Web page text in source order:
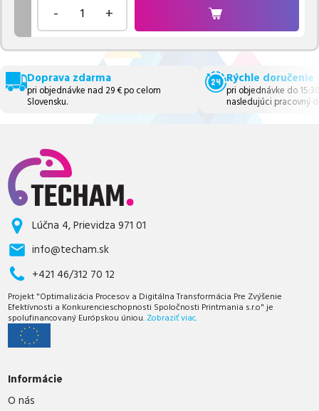
- +
Doprava zdarma
pri objednávke nad 29 € po celom
Slovensku.
Rýchle doručenie
pri objednávke do
nasledujúci pracovný
Lúčna 4, Prievidza 971 01
info@techam.sk
+421 46/312 70 12
Projekt "Optimalizácia Procesov a Digitálna Transformácia Pre Zvýšenie
Efektívnosti a Konkurencieschopnosti Spoločnosti Printmania s.r.o" je
spolufinancovaný Európskou úniou. Zobraziť viac.
Informácie
O nás